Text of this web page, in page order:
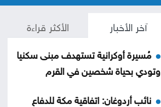
آخر الأخبار الأكثر قراءة
مُسيرة أوكرانية تستهدف مبنى سكنيا
وتودي بحياة شخصين في القرم
نائب أردوغان: اتفاقية مكة للدفاع